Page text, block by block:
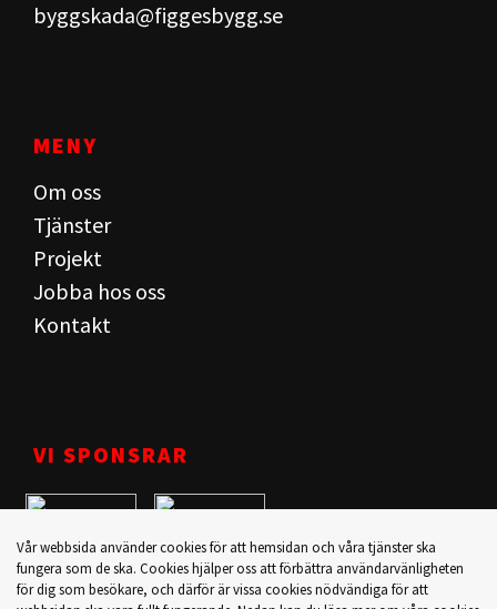
byggskada@figgesbygg.se
MENY
Om oss
Tjänster
Projekt
Jobba hos oss
Kontakt
VI SPONSRAR
Vår webbsida använder cookies för att hemsidan och våra tjänster ska
fungera som de ska. Cookies hjälper oss att förbättra användarvänligheten
för dig som besökare, och därför är vissa cookies nödvändiga för att